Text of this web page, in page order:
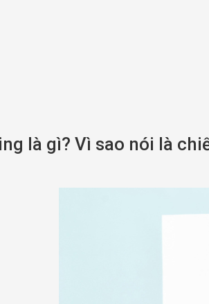
là gì? Vì sao nói là